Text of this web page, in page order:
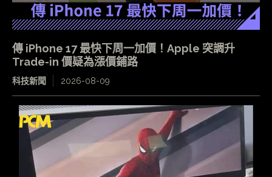
傳 iPhone 17 最快下周一加價！Apple 突調升
Trade-in 價疑為漲價鋪路
科技新聞 2026-08-09